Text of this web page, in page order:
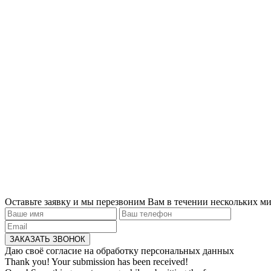
Оставьте заявку и мы перезвоним Вам в течении нескольких
Даю своё согласие на обработку персональных данных
Thank you! Your submission has been received!